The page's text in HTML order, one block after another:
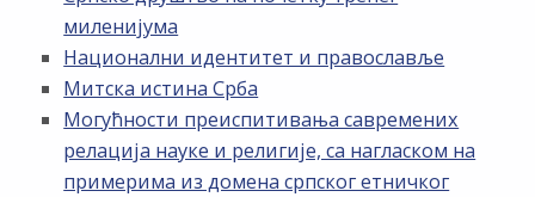
миленијума
Национални идентитет и православље
Митска истина Срба
Могућности преиспитивања савремених
релација науке и религије, са нагласком на
примерима из домена српског етничког